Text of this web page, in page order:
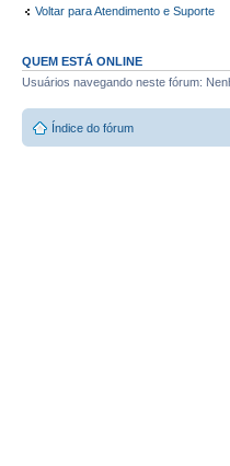
Voltar para Atendimento e Suporte
QUEM ESTÁ ONLINE
Usuários navegando neste fórum:
Índice do fórum